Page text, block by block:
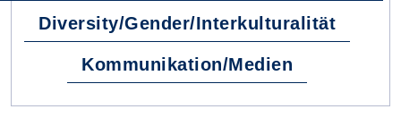
Diversity/Gender/Interkulturalität
Kommunikation/Medien